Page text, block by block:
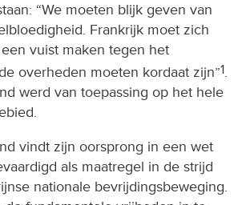
“We moeten blijk geven van
Frankrijk moet zich
vuist maken tegen het
overheden moeten kordaat zijn”1.
werd van toepassing op het hele
vindt zijn oorsprong in een wet
als maatregel in de strijd
nationale bevrijdingsbeweging.